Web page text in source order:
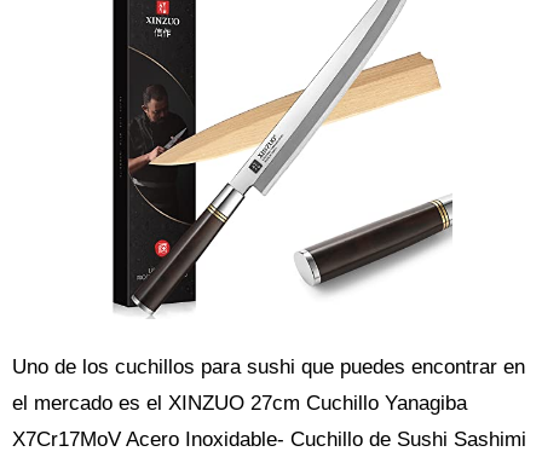
Uno de los cuchillos para sushi que puedes encontrar en
el mercado es el XINZUO 27cm Cuchillo Yanagiba
X7Cr17MoV Acero Inoxidable- Cuchillo de Sushi Sashimi